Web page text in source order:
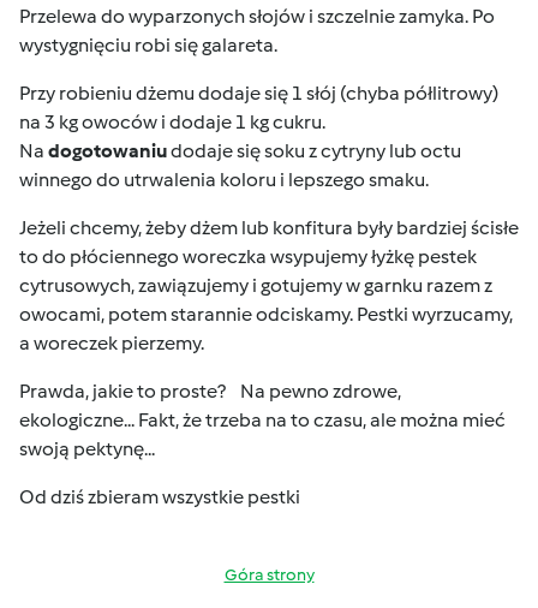
Przelewa do wyparzonych słojów i szczelnie zamyka. Po
wystygnięciu robi się galareta.
Przy robieniu dżemu dodaje się 1 słój (chyba półlitrowy)
na 3 kg owoców i dodaje 1 kg cukru.
Na dogotowaniudodaje się soku z cytryny lub octu
winnego do utrwalenia koloru i lepszego smaku.
Jeżeli chcemy, żeby dżem lub konfitura były bardziej ścisłe
to do płóciennego woreczka wsypujemy łyżkę pestek
cytrusowych, zawiązujemy i gotujemy w garnku razem z
owocami, potem starannie odciskamy. Pestki wyrzucamy,
a woreczek pierzemy.
Prawda, jakie to proste?
Na pewno zdrowe,
ekologiczne... Fakt, że trzeba na to czasu, ale można mieć
swoją pektynę...
Od dziś zbieram wszystkie pestki
Góra strony